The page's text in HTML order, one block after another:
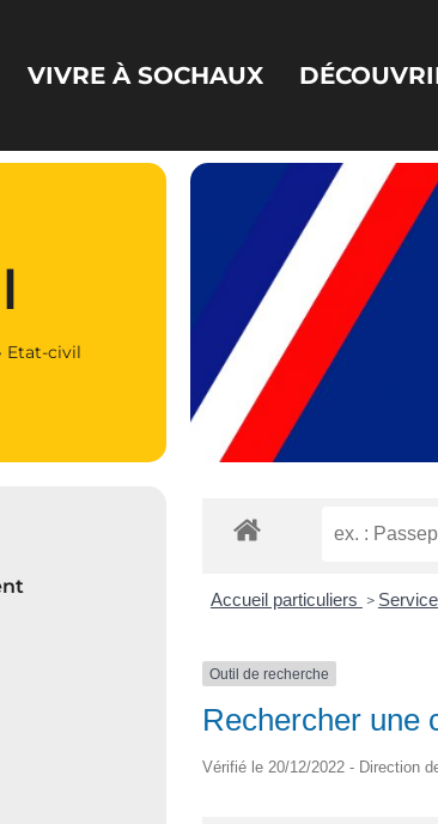
VIVRE À SOCHAUX
Etat-civil
Accueil particuliers >
Outil de recherche
Rechercher une
Vérifié le 20/12/2022 - Direction